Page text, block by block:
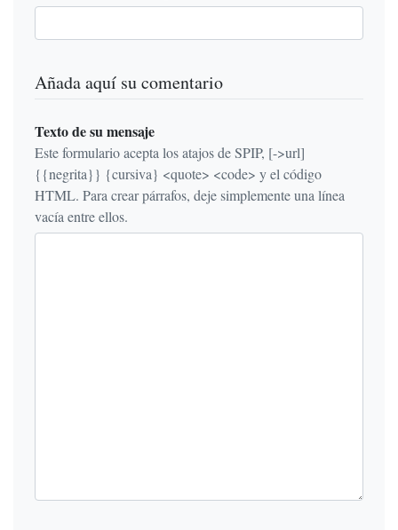
Añada aquí su comentario
Texto de su mensaje
Este formulario acepta los atajos de SPIP, [->url]
{{negrita}} {cursiva} <quote> <code> y el código
HTML. Para crear párrafos, deje simplemente una línea
vacía entre ellos.